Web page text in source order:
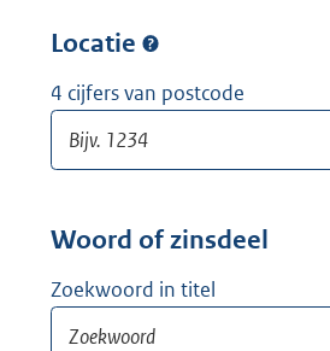
Locatie
4 cijfers van postcode
Woord of zinsdeel
Zoekwoord in titel